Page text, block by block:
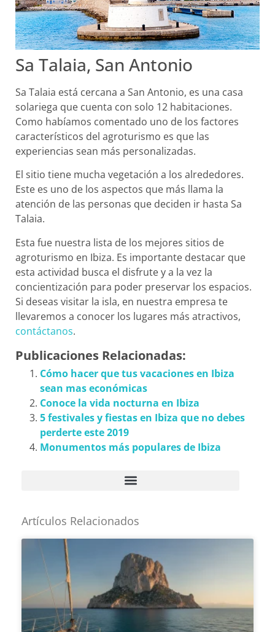
Sa Talaia, San Antonio
Sa Talaia está cercana a San Antonio, es una casa
solariega que cuenta con solo 12 habitaciones.
Como habíamos comentado uno de los factores
característicos del agroturismo es que las
experiencias sean más personalizadas.
El sitio tiene mucha vegetación a los alrededores.
Este es uno de los aspectos que más llama la
atención de las personas que deciden ir hasta Sa
Talaia.
Esta fue nuestra lista de los mejores sitios de
agroturismo en Ibiza. Es importante destacar que
esta actividad busca el disfrute y a la vez la
concientización para poder preservar los espacios.
Si deseas visitar la isla, en nuestra empresa te
llevaremos a conocer los lugares más atractivos,
contáctanos.
Publicaciones Relacionadas:
Cómo hacer que tus vacaciones en Ibiza
sean mas económicas
Conoce la vida nocturna en Ibiza
5 festivales y fiestas en Ibiza que no debes
perderte este 2019
Monumentos más populares de Ibiza
Artículos Relacionados